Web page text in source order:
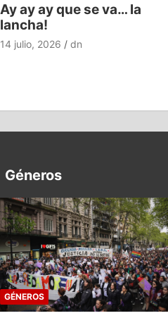
Ay ay ay que se va… la
lancha!
14 julio, 2026 dn
Géneros
GÉNEROS